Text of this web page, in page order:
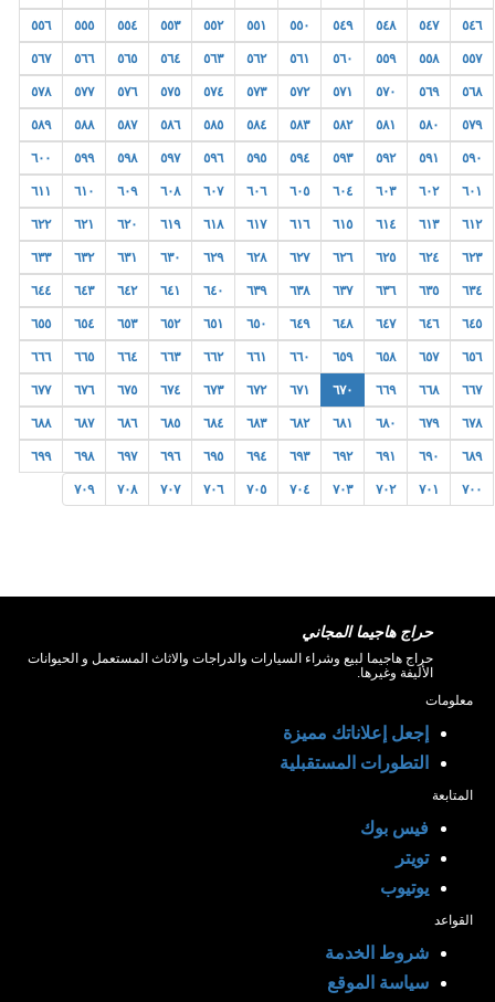
٥٤٦ ٥٤٧ ٥٤٨ ٥٤٩ ٥٥٠ ٥٥١ ٥٥٢ ٥٥٣ ٥٥٤ ٥٥٥ ٥٥٦
٥٥٧ ٥٥٨ ٥٥٩ ٥٦٠ ٥٦١ ٥٦٢ ٥٦٣ ٥٦٤ ٥٦٥ ٥٦٦ ٥٦٧
٥٦٨ ٥٦٩ ٥٧٠ ٥٧١ ٥٧٢ ٥٧٣ ٥٧٤ ٥٧٥ ٥٧٦ ٥٧٧ ٥٧٨
٥٧٩ ٥٨٠ ٥٨١ ٥٨٢ ٥٨٣ ٥٨٤ ٥٨٥ ٥٨٦ ٥٨٧ ٥٨٨ ٥٨٩
٥٩٠ ٥٩١ ٥٩٢ ٥٩٣ ٥٩٤ ٥٩٥ ٥٩٦ ٥٩٧ ٥٩٨ ٥٩٩ ٦٠٠
٦٠١ ٦٠٢ ٦٠٣ ٦٠٤ ٦٠٥ ٦٠٦ ٦٠٧ ٦٠٨ ٦٠٩ ٦١٠ ٦١١
٦١٢ ٦١٣ ٦١٤ ٦١٥ ٦١٦ ٦١٧ ٦١٨ ٦١٩ ٦٢٠ ٦٢١ ٦٢٢
٦٢٣ ٦٢٤ ٦٢٥ ٦٢٦ ٦٢٧ ٦٢٨ ٦٢٩ ٦٣٠ ٦٣١ ٦٣٢ ٦٣٣
٦٣٤ ٦٣٥ ٦٣٦ ٦٣٧ ٦٣٨ ٦٣٩ ٦٤٠ ٦٤١ ٦٤٢ ٦٤٣ ٦٤٤
٦٤٥ ٦٤٦ ٦٤٧ ٦٤٨ ٦٤٩ ٦٥٠ ٦٥١ ٦٥٢ ٦٥٣ ٦٥٤ ٦٥٥
٦٥٦ ٦٥٧ ٦٥٨ ٦٥٩ ٦٦٠ ٦٦١ ٦٦٢ ٦٦٣ ٦٦٤ ٦٦٥ ٦٦٦
٦٦٧ ٦٦٨ ٦٦٩ ٦٧٠ ٦٧١ ٦٧٢ ٦٧٣ ٦٧٤ ٦٧٥ ٦٧٦ ٦٧٧
٦٧٨ ٦٧٩ ٦٨٠ ٦٨١ ٦٨٢ ٦٨٣ ٦٨٤ ٦٨٥ ٦٨٦ ٦٨٧ ٦٨٨
٦٨٩ ٦٩٠ ٦٩١ ٦٩٢ ٦٩٣ ٦٩٤ ٦٩٥ ٦٩٦ ٦٩٧ ٦٩٨ ٦٩٩
٧٠٠ ٧٠١ ٧٠٢ ٧٠٣ ٧٠٤ ٧٠٥ ٧٠٦ ٧٠٧ ٧٠٨ ٧٠٩
حراج هاجيما المجاني
حراج هاجيما لبيع وشراء السيارات والدراجات والاثاث المستعمل و الحيوانات
الأليفة وغيرها.
معلومات
إجعل إعلاناتك مميزة
التطورات المستقبلية
المتابعة
فيس بوك
تويتر
يوتيوب
القواعد
شروط الخدمة
سياسة الموقع